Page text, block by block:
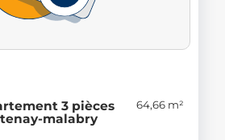
3 pièces
malabry
64,66 m²